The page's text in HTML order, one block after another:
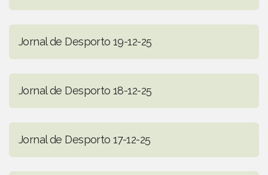
Jornal de Desporto 19-12-25
Jornal de Desporto 18-12-25
Jornal de Desporto 17-12-25